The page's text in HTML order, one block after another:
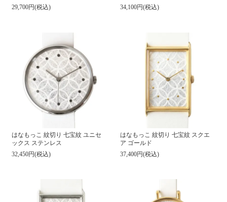
29,700円(税込)
34,100円(税込)
はなもっこ 紋切り 七宝紋 ユニセ
ックス ステンレス
32,450円(税込)
はなもっこ 紋切り 七宝紋 スクエ
ア ゴールド
37,400円(税込)